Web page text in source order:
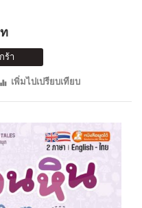
ร้า
เพิ่มไปเปรียบเทียบ